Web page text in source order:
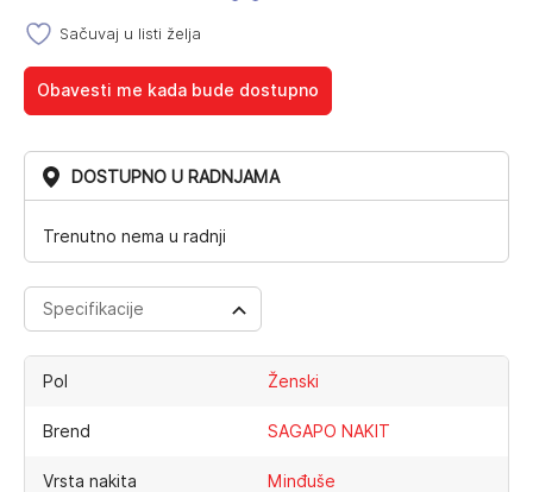
Sačuvaj u listi želja
Obavesti me kada bude dostupno
DOSTUPNO U RADNJAMA
Trenutno nema u radnji
Specifikacije
Pol Ženski
Brend SAGAPO NAKIT
Vrsta nakita Minđuše